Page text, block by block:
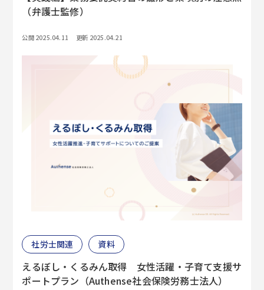
（弁護士監修）
公開 2025.04.11 更新 2025.04.21
社労士関連 資料
えるぼし・くるみん取得 女性活躍・子育て支援サ
ポートプラン（Authense社会保険労務士法人）